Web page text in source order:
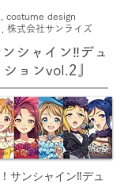
costume design
株式会社サンライズ
シャイン‼︎デュ
ョンvol.2』
サンシャイン‼︎デュ